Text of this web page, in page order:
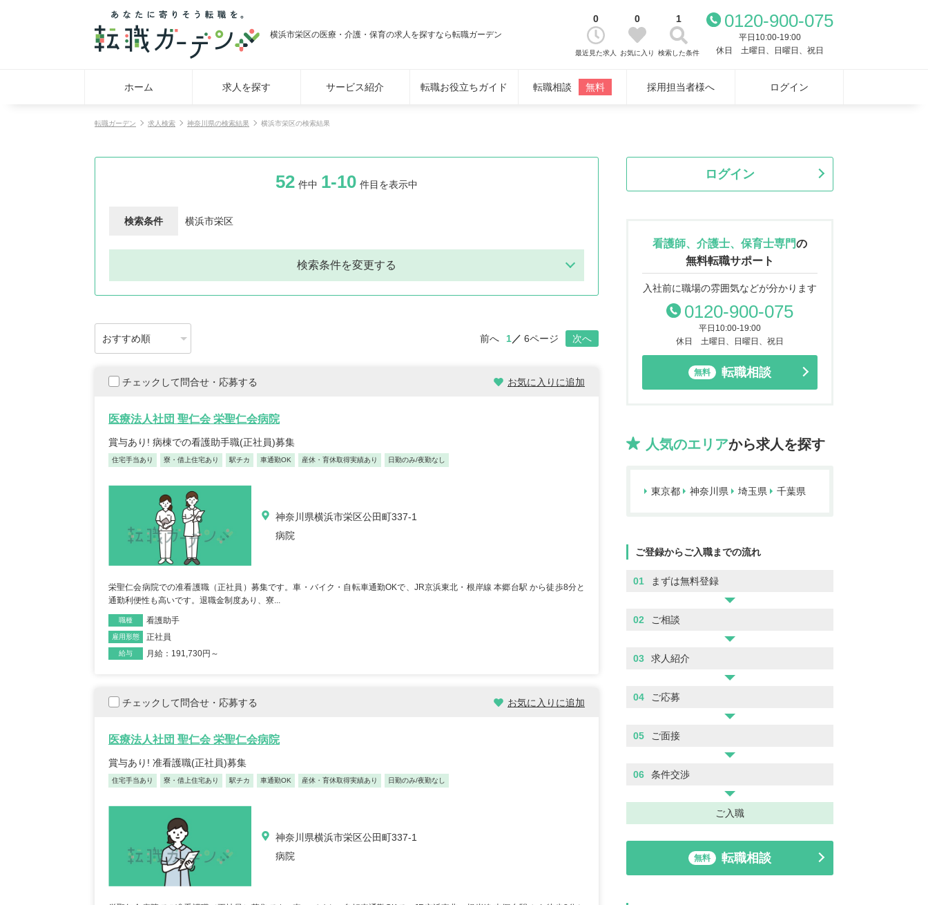
横浜市栄区の医療・介護・保育の求人を探すなら転職ガーデン
0
最近見た求人
0
お気に入り
1
検索した条件
0120-900-075
平日10:00-19:00
休日 土曜日、日曜日、祝日
ホーム 求人を探す サービス紹介 転職お役立ちガイド 転職相談 無料 採用担当者様へ ログイン
転職ガーデン 求人検索 神奈川県の検索結果 横浜市栄区の検索結果
52 件中 1-10 件目を表示中
検索条件 横浜市栄区
検索条件を変更する
前へ 1 6ページ 次へ
チェックして問合せ・応募する お気に入りに追加
医療法人社団 聖仁会 栄聖仁会病院
賞与あり! 病棟での看護助手職(正社員)募集
住宅手当あり 寮・借上住宅あり 駅チカ 車通勤OK 産休・育休取得実績あり 日勤のみ/夜勤なし
神奈川県横浜市栄区公田町337-1
病院
栄聖仁会病院での准看護職（正社員）募集です。車・バイク・自転車通勤OKで、JR京浜東北・根岸線 本郷台駅 から徒歩8分と
通勤利便性も高いです。退職金制度あり、寮...
職種 看護助手
雇用形態 正社員
給与 月給：191,730円～
チェックして問合せ・応募する お気に入りに追加
医療法人社団 聖仁会 栄聖仁会病院
賞与あり! 准看護職(正社員)募集
住宅手当あり 寮・借上住宅あり 駅チカ 車通勤OK 産休・育休取得実績あり 日勤のみ/夜勤なし
神奈川県横浜市栄区公田町337-1
病院
ログイン
看護師、介護士、保育士専門の
無料転職サポート
入社前に職場の雰囲気などが分かります
0120-900-075
平日10:00-19:00
休日 土曜日、日曜日、祝日
無料 転職相談
人気のエリアから求人を探す
東京都 神奈川県 埼玉県 千葉県
ご登録からご入職までの流れ
01 まずは無料登録
02 ご相談
03 求人紹介
04 ご応募
05 ご面接
06 条件交渉
ご入職
無料 転職相談